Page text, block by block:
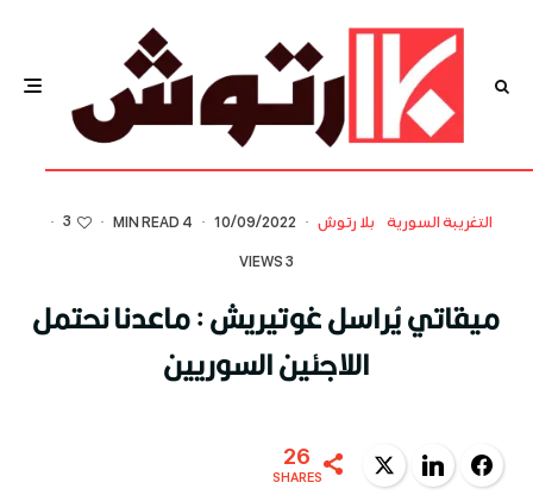
التغريبة السورية بلا رتوش ·
10/09/2022
·
4 MIN READ
·
3
·
3 VIEWS
ميقاتي يُراسل غوتيريش : ماعدنا نحتمل
اللاجئين السوريين
Facebook
LinkedIn
Twitter
26
SHARES